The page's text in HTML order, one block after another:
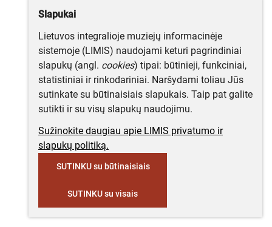
Slapukai
Lietuvos integralioje muziejų informacinėje
sistemoje (LIMIS) naudojami keturi pagrindiniai
slapukų (angl. cookies) tipai: būtinieji, funkciniai,
statistiniai ir rinkodariniai. Naršydami toliau Jūs
sutinkate su būtinaisiais slapukais. Taip pat galite
sutikti ir su visų slapukų naudojimu.
Sužinokite daugiau apie LIMIS privatumo ir
slapukų politiką.
SUTINKU su būtinaisiais
SUTINKU su visais